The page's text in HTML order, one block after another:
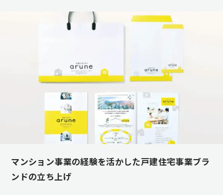
マンション事業の経験を活かした戸建住宅事業ブラ
ンドの立ち上げ